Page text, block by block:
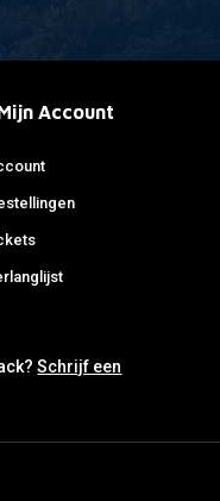
Account
Schrijf een